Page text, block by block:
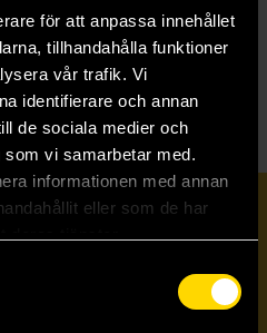
för att anpassa innehållet
tillhandahålla funktioner
vår trafik. Vi
identifierare och annan
de sociala medier och
vi samarbetar med.
informationen med annan
eller som de har
Längre leveranstid
Beställ
vårt nyhetsbrev